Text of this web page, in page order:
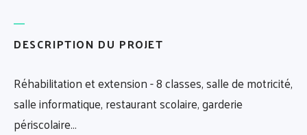
DESCRIPTION DU PROJET
Réhabilitation et extension - 8 classes, salle de motricité,
salle informatique, restaurant scolaire, garderie
périscolaire…